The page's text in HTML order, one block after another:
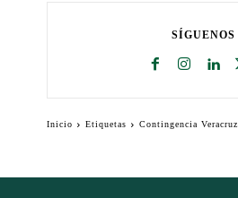
SÍGUENOS
Inicio Etiquetas Contingencia Veracruz